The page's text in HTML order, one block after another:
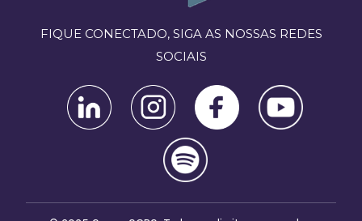
FIQUE CONECTADO, SIGA AS NOSSAS REDES
SOCIAIS